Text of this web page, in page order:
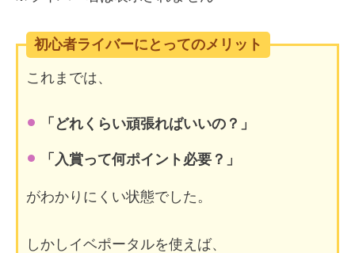
初心者ライバーにとってのメリット
これまでは、
「どれくらい頑張ればいいの？」
「入賞って何ポイント必要？」
がわかりにくい状態でした。
しかしイベポータルを使えば、